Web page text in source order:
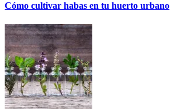
Cómo cultivar habas en tu huerto urbano